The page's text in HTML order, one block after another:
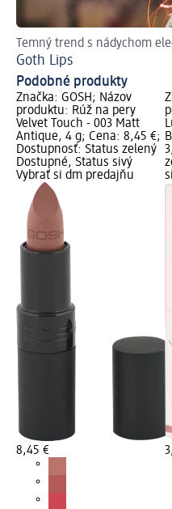
Temný trend s nádychom
Goth Lips
Podobné produkty
Značka: GOSH; Názov
produktu: Rúž na pery
Velvet Touch - 003 Matt
Antique, 4 g; Cena: 8,45 €;
Dostupnosť: Status zelený
Dostupné, Status sivý
Vybrať si dm predajňu
8,45 €